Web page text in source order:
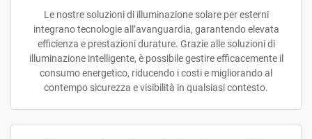
Le nostre soluzioni di illuminazione solare per esterni
integrano tecnologie all’avanguardia, garantendo elevata
efficienza e prestazioni durature. Grazie alle soluzioni di
illuminazione intelligente, è possibile gestire efficacemente il
consumo energetico, riducendo i costi e migliorando al
contempo sicurezza e visibilità in qualsiasi contesto.